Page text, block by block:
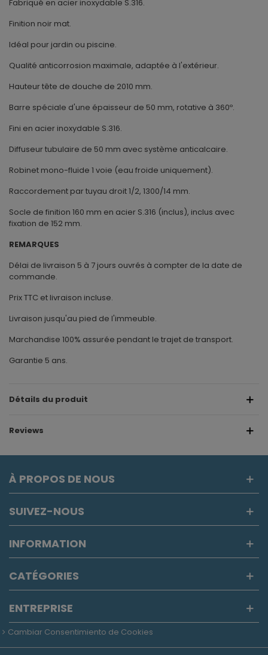
Fabriqué en acier inoxydable S.316.
Finition noir mat.
Idéal pour jardin ou piscine.
Qualité anticorrosion maximale, adaptée à l'extérieur.
Hauteur tête de douche de 2010 mm.
Barre spéciale d'une épaisseur de 50 mm, rotative à 360º.
Fini en acier inoxydable S.316.
Diffuseur tubulaire de 50 mm avec système anticalcaire.
Robinet mono-fluide 1 voie (eau froide uniquement).
Raccordement par tuyau droit 1/2, 1300/14 mm.
Socle de finition 160 mm en acier S.316 (inclus), inclus avec
fixation de 152 mm.
REMARQUES
Délai de livraison 5 à 7 jours ouvrés à compter de la date de
commande.
Prix TTC et livraison incluse.
Livraison jusqu'au pied de l'immeuble.
Marchandise 100% assurée pendant le trajet de transport.
Garantie 5 ans.
Détails du produit
Reviews
À PROPOS DE NOUS
SUIVEZ-NOUS
INFORMATION
CATÉGORIES
ENTREPRISE
Cambiar Consentimiento de Cookies